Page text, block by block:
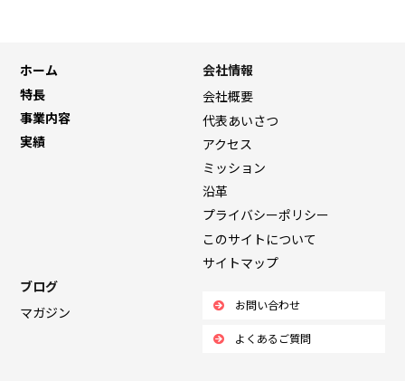
ホーム
特長
事業内容
実績
会社情報
会社概要
代表あいさつ
アクセス
ミッション
沿革
プライバシーポリシー
このサイトについて
サイトマップ
ブログ
マガジン
お問い合わせ
よくあるご質問